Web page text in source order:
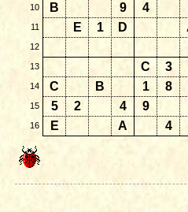
10 B 9 4
11 E 1 D
12
13 C 3
14 C B 1 8
15 5 2 4 9
16 E A 4